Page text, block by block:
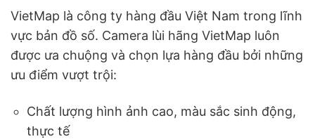
VietMap là công ty hàng đầu Việt Nam trong lĩnh
vực bản đồ số. Camera lùi hãng VietMap luôn
được ưa chuộng và chọn lựa hàng đầu bởi những
ưu điểm vượt trội:
Chất lượng hình ảnh cao, màu sắc sinh động,
thực tế